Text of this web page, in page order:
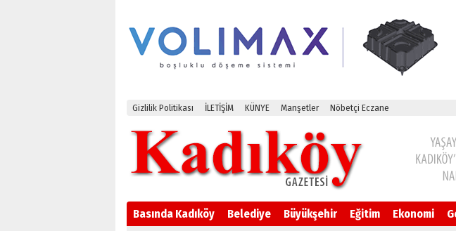
Gizlilik Politikası İLETİŞİM KÜNYE Manşetler Nöbetçi Eczane
Basında Kadıköy Belediye Büyükşehir Eğitim Ekonomi